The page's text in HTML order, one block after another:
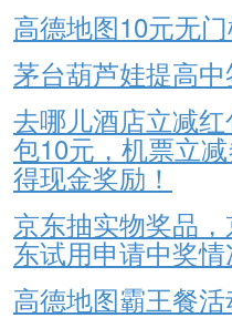
高德地图10元无
茅台葫芦娃提高
去哪儿酒店立减
包10元，机票立
得现金奖励！
京东抽实物奖品
东试用申请中奖
高德地图霸王餐活